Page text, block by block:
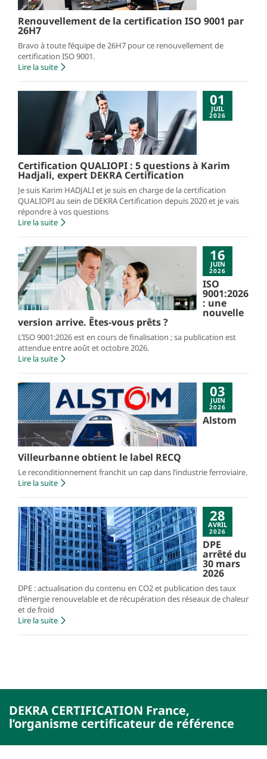
Renouvellement de la certification ISO 9001 par
26H7
Bravo à toute l’équipe de 26H7 pour ce renouvellement de
certification ISO 9001.
Lire la suite
01
JUIL
2026
Certification QUALIOPI : 5 questions à Karim
Hadjali, expert DEKRA Certification
Je suis Karim HADJALI et je suis en charge de la certification
QUALIOPI au sein de DEKRA Certification depuis 2020 et je vais
répondre à vos questions
Lire la suite
16
JUIN
2026
ISO
9001:2026
: une
nouvelle
version arrive. Êtes-vous prêts ?
L’ISO 9001:2026 est en cours de finalisation ; sa publication est
attendue entre août et octobre 2026.
Lire la suite
03
JUIN
2026
Alstom
Villeurbanne obtient le label RECQ
Le reconditionnement franchit un cap dans l’industrie ferroviaire.
Lire la suite
28
AVRIL
2026
DPE
arrêté du
30 mars
2026
DPE : actualisation du contenu en CO2 et publication des taux
d’énergie renouvelable et de récupération des réseaux de chaleur
et de froid
Lire la suite
DEKRA CERTIFICATION France,
l’organisme certificateur de référence